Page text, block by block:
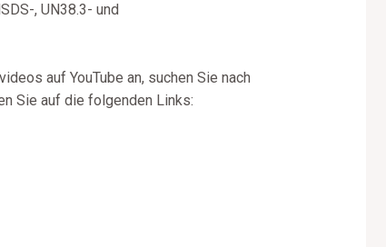
, UN38.3- und
auf YouTube an, suchen Sie nach
Sie auf die folgenden Links: